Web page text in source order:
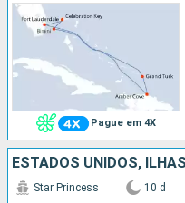
Pague em 4X
Star Princess 10 d